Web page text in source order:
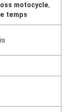
motocycle,
temps